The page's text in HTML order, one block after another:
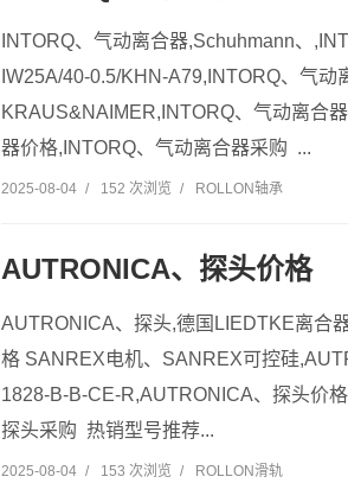
INTORQ、气动离合器,Schuhmann、
IW25A/40-0.5/KHN-A79,INTORQ、气
KRAUS&NAIMER,INTORQ、气动离合
器价格,INTORQ、气动离合器采购 ...
2025-08-04 / 152 次浏览 / ROLLON轴承
AUTRONICA、探头价格
AUTRONICA、探头,德国LIEDTKE离合
格 SANREX电机、SANREX可控硅
1828-B-B-CE-R,AUTRONICA、探头价
探头采购 热销型号推荐...
2025-08-04 / 153 次浏览 / ROLLON滑轨